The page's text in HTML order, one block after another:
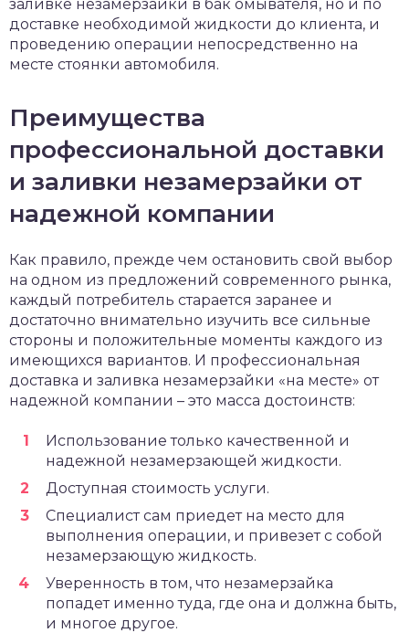
заливке незамерзайки в бак омывателя, но и по
доставке необходимой жидкости до клиента, и
проведению операции непосредственно на
месте стоянки автомобиля.
Преимущества
профессиональной доставки
и заливки незамерзайки от
надежной компании
Как правило, прежде чем остановить свой выбор
на одном из предложений современного рынка,
каждый потребитель старается заранее и
достаточно внимательно изучить все сильные
стороны и положительные моменты каждого из
имеющихся вариантов. И профессиональная
доставка и заливка незамерзайки «на месте» от
надежной компании – это масса достоинств:
Использование только качественной и
надежной незамерзающей жидкости.
Доступная стоимость услуги.
Специалист сам приедет на место для
выполнения операции, и привезет с собой
незамерзающую жидкость.
Уверенность в том, что незамерзайка
попадет именно туда, где она и должна быть,
и многое другое.